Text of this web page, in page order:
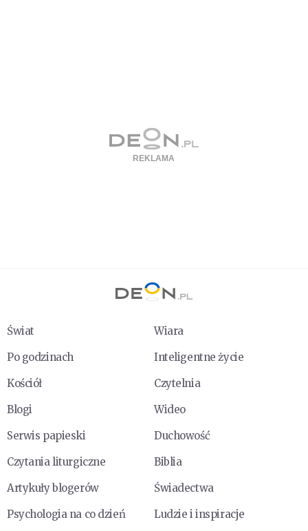
Świat
Wiara
Po godzinach
Inteligentne życie
Kościół
Czytelnia
Blogi
Wideo
Serwis papieski
Duchowość
Czytania liturgiczne
Biblia
Artykuły blogerów
Świadectwa
Psychologia na co dzień
Ludzie i inspiracje